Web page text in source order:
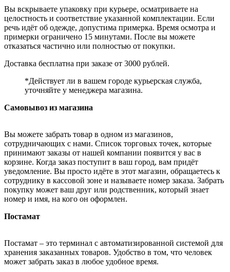
Вы вскрываете упаковку при курьере, осматриваете на
целостность и соответствие указанной комплектации. Если
речь идёт об одежде, допустима примерка. Время осмотра и
примерки ограничено 15 минутами. После вы можете
отказаться частично или полностью от покупки.
Доставка бесплатна при заказе от 3000 рублей.
*Действует ли в вашем городе курьерская служба,
уточняйте у менеджера магазина.
Самовывоз из магазина
Вы можете забрать товар в одном из магазинов,
сотрудничающих с нами. Список торговых точек, которые
принимают заказы от нашей компании появится у вас в
корзине. Когда заказ поступит в ваш город, вам придёт
уведомление. Вы просто идёте в этот магазин, обращаетесь к
сотруднику в кассовой зоне и называете номер заказа. Забрать
покупку может ваш друг или родственник, который знает
номер и имя, на кого он оформлен.
Постамат
Постамат – это терминал с автоматизированной системой для
хранения заказанных товаров. Удобство в том, что человек
может забрать заказ в любое удобное время.